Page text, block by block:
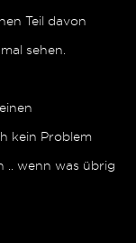
Teil davon
sehen.
kein Problem
.. wenn was übrig